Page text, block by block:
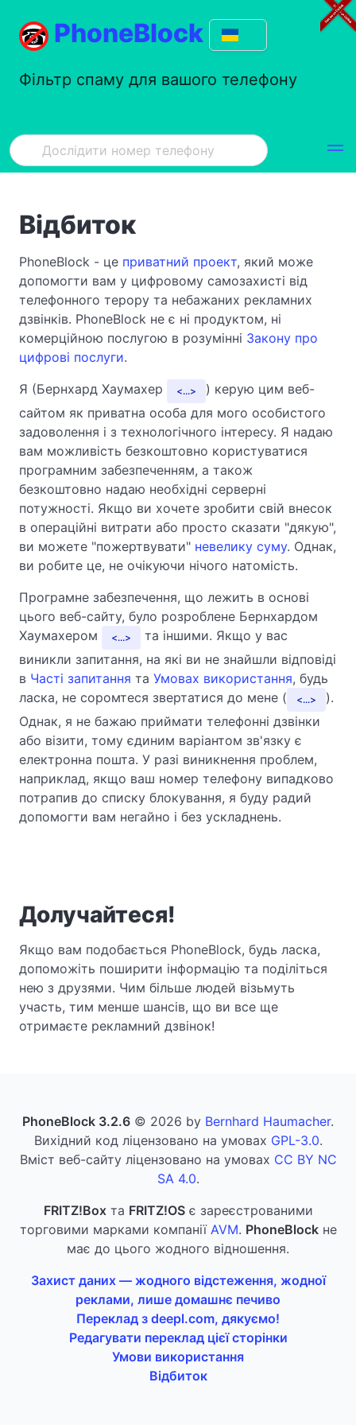
PhoneBlock
Фільтр спаму для вашого телефону
Відбиток
PhoneBlock - це приватний проект, який може
допомогти вам у цифровому самозахисті від
телефонного терору та небажаних рекламних
дзвінків. PhoneBlock не є ні продуктом, ні
комерційною послугою в розумінні Закону про
цифрові послуги.
Я (Бернхард Хаумахер
...
) керую цим веб-
сайтом як приватна особа для мого особистого
задоволення і з технологічного інтересу. Я надаю
вам можливість безкоштовно користуватися
програмним забезпеченням, а також
безкоштовно надаю необхідні серверні
потужності. Якщо ви хочете зробити свій внесок
в операційні витрати або просто сказати "дякую",
ви можете "пожертвувати" невелику суму. Однак,
ви робите це, не очікуючи нічого натомість.
Програмне забезпечення, що лежить в основі
цього веб-сайту, було розроблене Бернхардом
Хаумахером
...
та іншими. Якщо у вас
виникли запитання, на які ви не знайшли відповіді
в Часті запитання та Умовах використання, будь
ласка, не соромтеся звертатися до мене (
...
).
Однак, я не бажаю приймати телефонні дзвінки
або візити, тому єдиним варіантом зв'язку є
електронна пошта. У разі виникнення проблем,
наприклад, якщо ваш номер телефону випадково
потрапив до списку блокування, я буду радий
допомогти вам негайно і без ускладнень.
Долучайтеся!
Якщо вам подобається PhoneBlock, будь ласка,
допоможіть поширити інформацію та поділіться
нею з друзями. Чим більше людей візьмуть
участь, тим менше шансів, що ви все ще
отримаєте рекламний дзвінок!
PhoneBlock 3.2.6 © 2026 by Bernhard Haumacher.
Вихідний код ліцензовано на умовах GPL-3.0.
Вміст веб-сайту ліцензовано на умовах CC BY NC
SA 4.0.
FRITZ!Boxта FRITZ!OSє зареєстрованими
торговими марками компанії AVM. PhoneBlockне
має до цього жодного відношення.
Захист даних — жодного відстеження, жодної
реклами, лише домашнє печиво
Переклад з deepl.com, дякуємо!
Редагувати переклад цієї сторінки
Умови використання
Відбиток